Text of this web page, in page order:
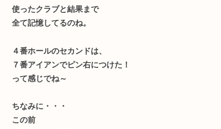
使ったクラブと結果まで
全て記憶してるのね。
４番ホールのセカンドは、
７番アイアンでピン右につけた！
って感じでね～
ちなみに・・・
この前